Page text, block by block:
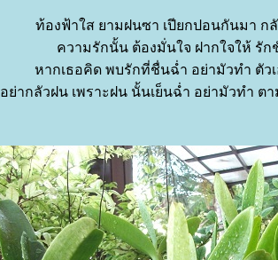
ท้องฟ้าใส ยามฝนซา เปียกปอนกันมา ก
ความรักนั้น ต้องมั่นใจ ฝากใจให้ รัก
หากเธอคิด พบรักที่ชื่นฉ่ำ อย่ามัวทำ ตัว
อย่ากลัวฝน เพราะฝน นั้นเย็นฉ่ำ อย่ามัวทำ ต